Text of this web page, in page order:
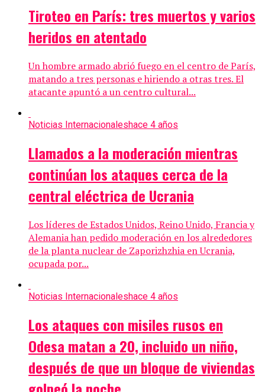
Tiroteo en París: tres muertos y varios
heridos en atentado
Un hombre armado abrió fuego en el centro de París,
matando a tres personas e hiriendo a otras tres. El
atacante apuntó a un centro cultural...
Noticias Internacionaleshace 4 años
Llamados a la moderación mientras
continúan los ataques cerca de la
central eléctrica de Ucrania
Los líderes de Estados Unidos, Reino Unido, Francia y
Alemania han pedido moderación en los alrededores
de la planta nuclear de Zaporizhzhia en Ucrania,
ocupada por...
Noticias Internacionaleshace 4 años
Los ataques con misiles rusos en
Odesa matan a 20, incluido un niño,
después de que un bloque de viviendas